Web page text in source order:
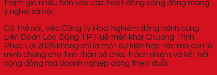
tham gia nhiều hơn vào các hoạt động cộng đồng mang
ý nghĩa xã hội.
Có thể nói, việc Công ty Hoa Nghiêm đồng hành cùng
Liên Đoàn Lao Động TP Huế triển khai Chương Trình
Phúc Lợi 2026 không chỉ là một sự kiện hợp tác mà còn là
minh chứng cho tinh thần sẻ chia, trách nhiệm và kết nối
cộng đồng mà doanh nghiệp đang theo đuổi.